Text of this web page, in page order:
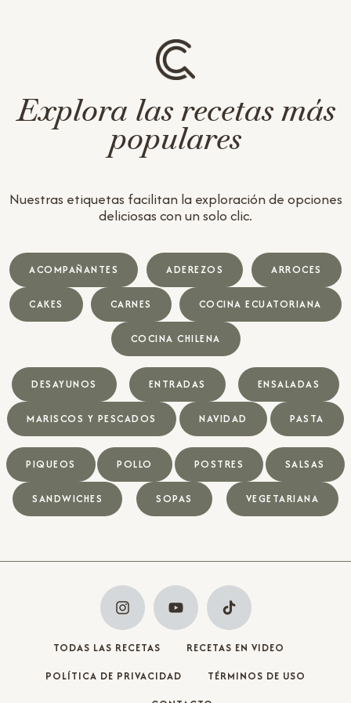
Explora las recetas más
populares
Nuestras etiquetas facilitan la exploración de opciones
deliciosas con un solo clic.
ACOMPAÑANTES ADEREZOS ARROCES
CAKES CARNES COCINA ECUATORIANA
COCINA CHILENA
DESAYUNOS ENTRADAS ENSALADAS
MARISCOS Y PESCADOS NAVIDAD PASTA
PIQUEOS POLLO POSTRES SALSAS
SANDWICHES SOPAS VEGETARIANA
TODAS LAS RECETAS
RECETAS EN VIDEO
POLÍTICA DE PRIVACIDAD
TÉRMINOS DE USO